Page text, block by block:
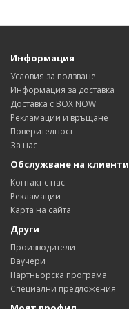
Информация
Условия за ползване
Информация за доставка
Доставка с BOX NOW
Рекламации и връщане
Поверителност
За нас
Обслужване на клиенти
Контакт с нас
Рекламации
Карта на сайта
Други
Производители
Ваучери
Партньорска програма
Специални предложения